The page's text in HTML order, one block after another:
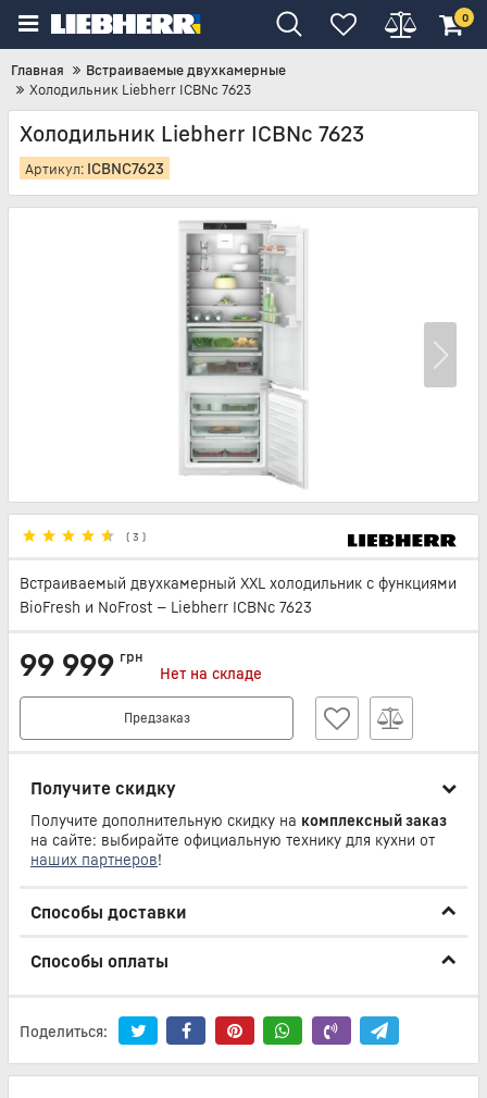
0
Главная
Встраиваемые двухкамерные
Холодильник Liebherr ICBNc 7623
Холодильник Liebherr ICBNc 7623
Артикул: ICBNC7623
( 3 )
Встраиваемый двухкамерный XXL холодильник с функциями
BioFresh и NoFrost — Liebherr ICBNc 7623
99 999 грн
Нет на складе
Предзаказ
Получите скидку
Получите дополнительную скидку на комплексный заказ
на сайте: выбирайте официальную технику для кухни от
наших партнеров!
Способы доставки
Способы оплаты
Поделиться: